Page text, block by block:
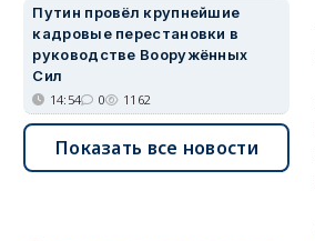
Путин провёл крупнейшие
кадровые перестановки в
руководстве Вооружённых
Сил
14:54 0 1162
Показать все новости